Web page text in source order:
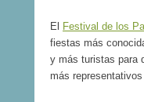
El Festival de los
fiestas más
y más turistas para
más